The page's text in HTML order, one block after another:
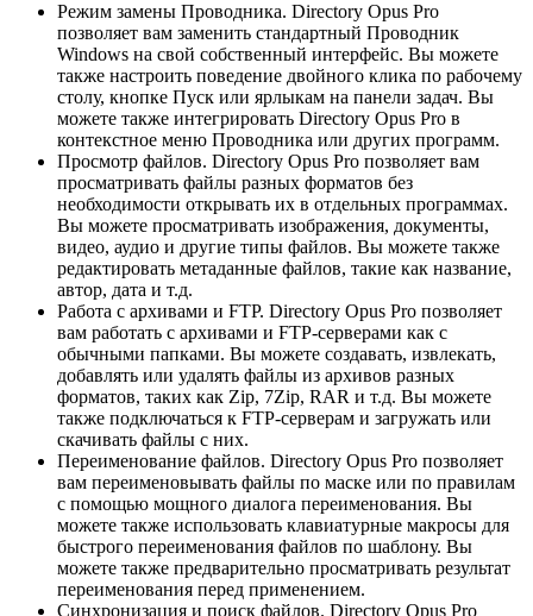
Режим замены Проводника. Directory Opus Pro
позволяет вам заменить стандартный Проводник
Windows на свой собственный интерфейс. Вы можете
также настроить поведение двойного клика по рабочему
столу, кнопке Пуск или ярлыкам на панели задач. Вы
можете также интегрировать Directory Opus Pro в
контекстное меню Проводника или других программ.
Просмотр файлов. Directory Opus Pro позволяет вам
просматривать файлы разных форматов без
необходимости открывать их в отдельных программах.
Вы можете просматривать изображения, документы,
видео, аудио и другие типы файлов. Вы можете также
редактировать метаданные файлов, такие как название,
автор, дата и т.д.
Работа с архивами и FTP. Directory Opus Pro позволяет
вам работать с архивами и FTP-серверами как с
обычными папками. Вы можете создавать, извлекать,
добавлять или удалять файлы из архивов разных
форматов, таких как Zip, 7Zip, RAR и т.д. Вы можете
также подключаться к FTP-серверам и загружать или
скачивать файлы с них.
Переименование файлов. Directory Opus Pro позволяет
вам переименовывать файлы по маске или по правилам
с помощью мощного диалога переименования. Вы
можете также использовать клавиатурные макросы для
быстрого переименования файлов по шаблону. Вы
можете также предварительно просматривать результат
переименования перед применением.
Синхронизация и поиск файлов. Directory Opus Pro